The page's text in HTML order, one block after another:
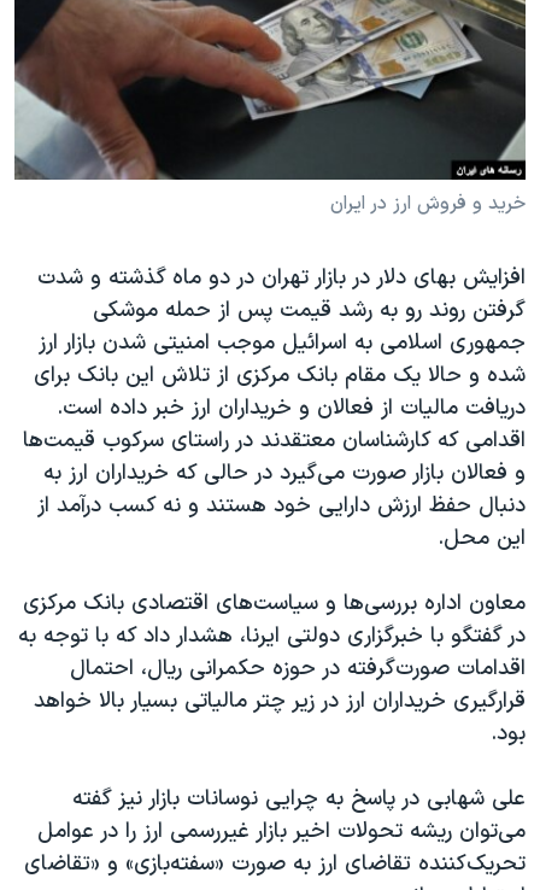
فرهنگ و زندگی
حقوق شهروندی
اسرائیل در جنگ
آرشیو پخش زنده
مستندها
انتخابات ریاست جمهوری آمریکا ۲۰۲۴
حمله جمهوری اسلامی به اسرائیل
ورزش زنان در ایران
مجموعه مستندهای دادخواهی
تریبونال مردمی آبان ۹۸
دادگاه حمید نوری
چهل سال گروگان‌گیری
قانون شفافیت دارائی کادر رهبری ایران
اعتراضات مردمی آبان ۹۸
اسرائیل در جنگ
همایش محافظه‌کاران آمریکا «سی‌پک»
صفحه‌های ویژه
سفر پرزیدنت ترامپ به چین
دنبال کنید
زبانهای مختلف
خرید و فروش ارز در ایران
افزایش بهای دلار در بازار تهران در دو ماه گذشته و شدت
گرفتن روند رو به رشد قیمت پس از حمله موشکی
جمهوری اسلامی به اسرائیل موجب امنیتی شدن بازار ارز
شده و حالا یک مقام بانک مرکزی از تلاش این بانک برای
دریافت مالیات از فعالان و خریداران ارز خبر داده است.
اقدامی که کارشناسان معتقدند در راستای سرکوب قیمت‌ها
و فعالان بازار صورت می‌گیرد در حالی که خریداران ارز به
دنبال حفظ ارزش دارایی خود هستند و نه کسب درآمد از
این محل.
معاون اداره بررسی‌ها و سیاست‌های اقتصادی بانک مرکزی
در گفتگو با خبرگزاری دولتی ایرنا، هشدار داد که با توجه به
اقدامات صورت‌گرفته در حوزه حکمرانی ریال، احتمال
قرارگیری خریداران ارز در زیر چتر مالیاتی بسیار بالا خواهد
بود.
علی شهابی در پاسخ به چرایی نوسانات بازار نیز گفته
می‌توان ریشه تحولات اخیر بازار غیررسمی ارز را در عوامل
تحریک‌کننده تقاضای ارز به صورت «سفته‌بازی» و «تقاضای